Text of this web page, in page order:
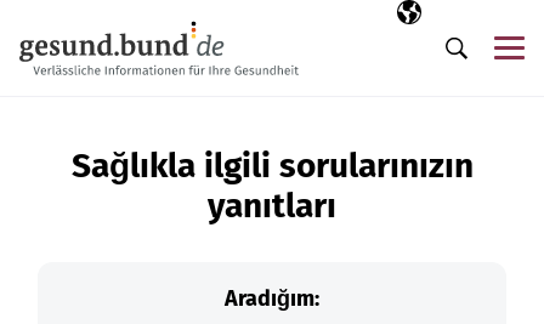
Seçili dil
TR
Arama
Sağlıkla ilgili sorularınızın
yanıtları
Aradığım: